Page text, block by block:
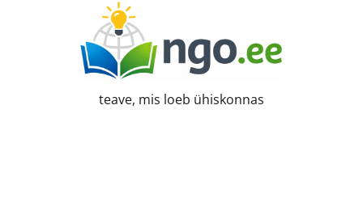
teave, mis loeb ühiskonnas